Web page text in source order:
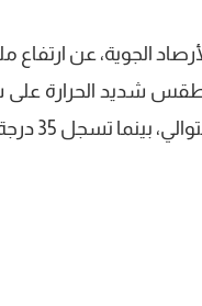
الجوية، عن ارتفاع